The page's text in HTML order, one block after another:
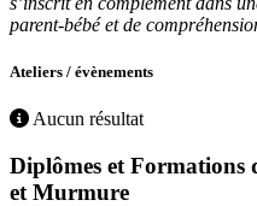
parent-bébé et de
Ateliers / évènements
Aucun résultat
Diplômes et Formations
et Murmure